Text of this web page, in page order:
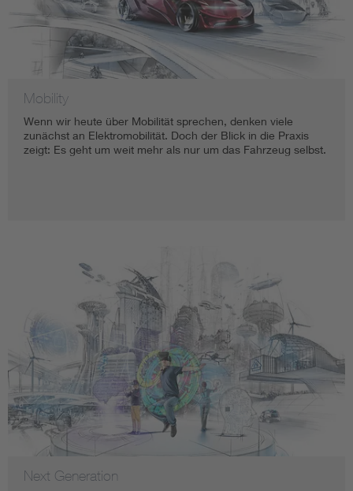
Mobility
Wenn wir heute über Mobilität sprechen, denken viele
zunächst an Elektromobilität. Doch der Blick in die Praxis
zeigt: Es geht um weit mehr als nur um das Fahrzeug selbst.
Next Generation